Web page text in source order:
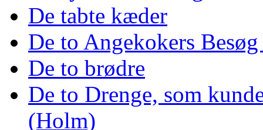
De tabte kæder
De to Angekokers
De to brødre
De to Drenge, som
(Holm)